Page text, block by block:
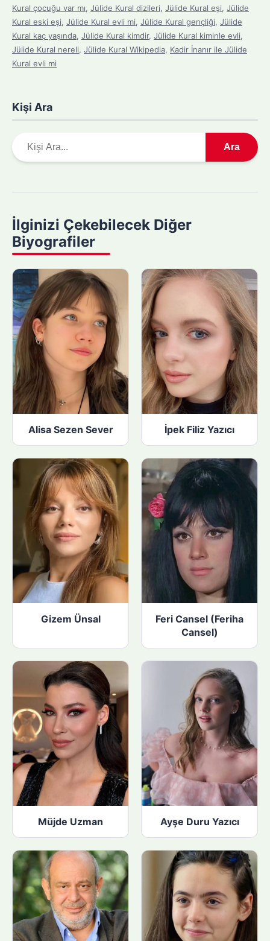
Kural çocuğu var mı, Jülide Kural dizileri, Jülide Kural eşi, Jülide
Kural eski eşi, Jülide Kural evli mi, Jülide Kural gençliği, Jülide
Kural kaç yaşında, Jülide Kural kimdir, Jülide Kural kiminle evli,
Jülide Kural nereli, Jülide Kural Wikipedia, Kadir İnanır ile Jülide
Kural evli mi
Kişi Ara
r
y
a
p
n
Ara
İlginizi Çekebilecek Diğer
Biyografiler
Alisa Sezen Sever İpek Filiz Yazıcı
Gizem Ünsal
Feri Cansel (Feriha
Cansel)
Müjde Uzman Ayşe Duru Yazıcı